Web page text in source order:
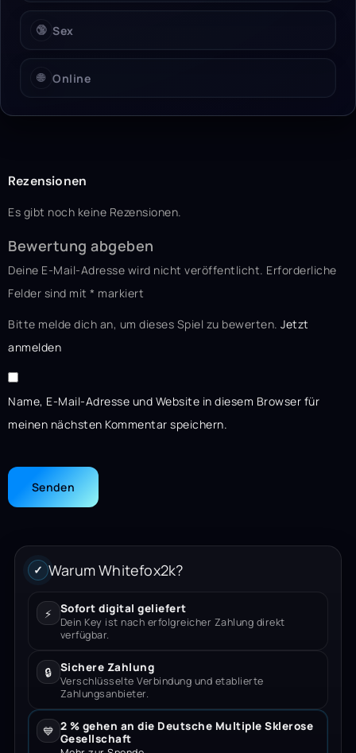
🔞 Sex
🌐 Online
Rezensionen
Es gibt noch keine Rezensionen.
Bewertung abgeben
Deine E-Mail-Adresse wird nicht veröffentlicht. Erforderliche
Felder sind mit * markiert
Bitte melde dich an, um dieses Spiel zu bewerten. Jetzt
anmelden
Name, E-Mail-Adresse und Website in diesem Browser für
meinen nächsten Kommentar speichern.
✓ Warum Whitefox2k?
⚡ Sofort digital geliefert
Dein Key ist nach erfolgreicher Zahlung direkt
verfügbar.
🔒 Sichere Zahlung
Verschlüsselte Verbindung und etablierte
Zahlungsanbieter.
💙 2 % gehen an die Deutsche Multiple Sklerose
Gesellschaft